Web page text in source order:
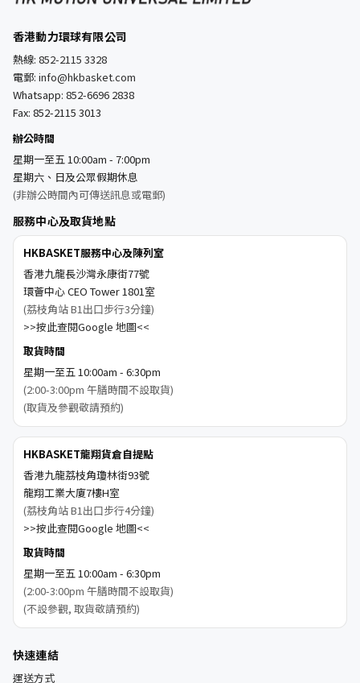
香港動力環球有限公司
熱線: 852-2115 3328
電郵: info@hkbasket.com
Whatsapp: 852-6696 2838
Fax: 852-2115 3013
辦公時間
星期一至五 10:00am - 7:00pm
星期六、日及公眾假期休息
(非辦公時間內可傳送訊息或電郵)
服務中心及取貨地點
HKBASKET服務中心及陳列室
香港九龍長沙灣永康街77號
環薈中心 CEO Tower 1801室
(荔枝角站 B1出口步行3分鐘)
>>按此查閱Google 地圖<<
取貨時間
星期一至五 10:00am - 6:30pm
(2:00-3:00pm 午膳時間不設取貨)
(取貨及參觀敬請預約)
HKBASKET龍翔貨倉自提點
香港九龍荔枝角瓊林街93號
龍翔工業大廈7樓H室
(荔枝角站 B1出口步行4分鐘)
>>按此查閱Google 地圖<<
取貨時間
星期一至五 10:00am - 6:30pm
(2:00-3:00pm 午膳時間不設取貨)
(不設參觀, 取貨敬請預約)
快速連結
運送方式